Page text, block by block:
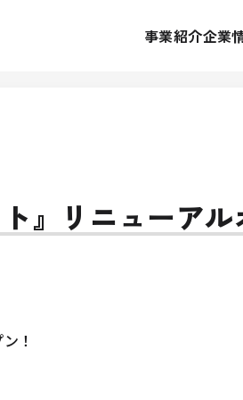
事業紹介企業
』リニューアル
！